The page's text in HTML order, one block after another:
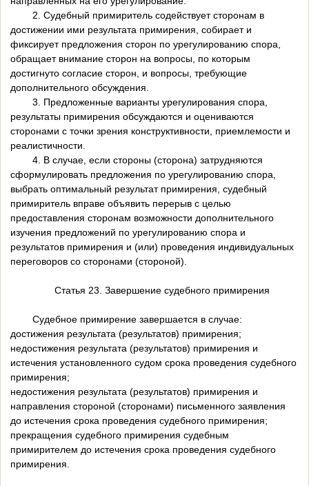
2. Судебный примиритель содействует сторонам в
достижении ими результата примирения, собирает и
фиксирует предложения сторон по урегулированию спора,
обращает внимание сторон на вопросы, по которым
достигнуто согласие сторон, и вопросы, требующие
дополнительного обсуждения.
3. Предложенные варианты урегулирования спора,
результаты примирения обсуждаются и оцениваются
сторонами с точки зрения конструктивности, приемлемости и
реалистичности.
4. В случае, если стороны (сторона) затрудняются
сформулировать предложения по урегулированию спора,
выбрать оптимальный результат примирения, судебный
примиритель вправе объявить перерыв с целью
предоставления сторонам возможности дополнительного
изучения предложений по урегулированию спора и
результатов примирения и (или) проведения индивидуальных
переговоров со сторонами (стороной).
Статья 23. Завершение судебного примирения
Судебное примирение завершается в случае:
достижения результата (результатов) примирения;
недостижения результата (результатов) примирения и
истечения установленного судом срока проведения судебного
примирения;
недостижения результата (результатов) примирения и
направления стороной (сторонами) письменного заявления
до истечения срока проведения судебного примирения;
прекращения судебного примирения судебным
примирителем до истечения срока проведения судебного
примирения.